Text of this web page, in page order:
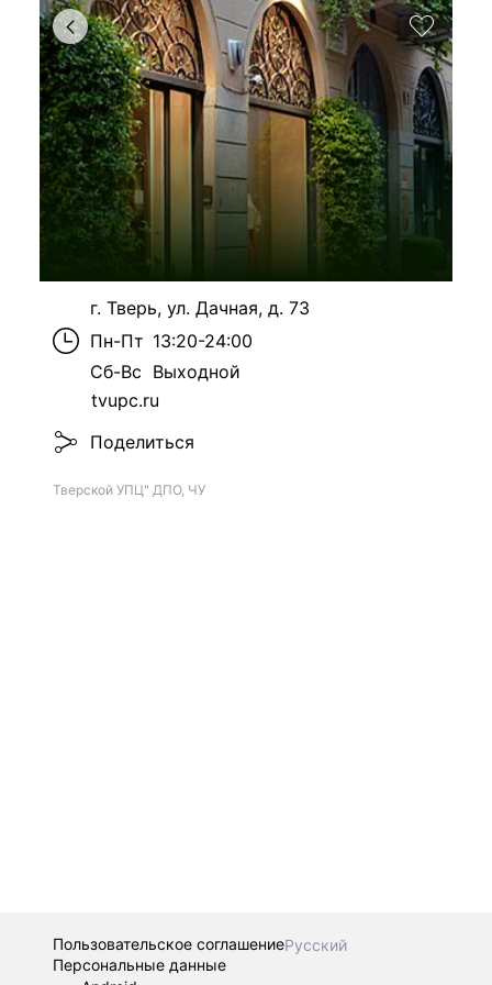
г. Тверь, ул. Дачная, д. 73
Пн-Пт 13:20-24:00
Сб-Вс Выходной
tvupc.ru
Поделиться
Тверской УПЦ" ДПО, ЧУ
Пользовательское соглашениеРусский
Персональные данные